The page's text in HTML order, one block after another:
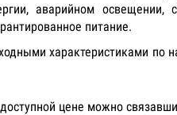
аварийном освещении,
питание.
характеристиками по
цене можно